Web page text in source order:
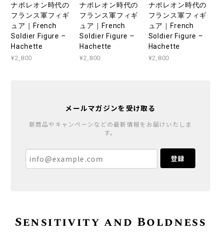
ナポレオン時代の
フランス軍フィギ
ュア｜French
Soldier Figure –
Hachette
¥2,800
ナポレオン時代の
フランス軍フィギ
ュア｜French
Soldier Figure –
Hachette
¥2,800
ナポレオン時代の
フランス軍フィギ
ュア｜French
Soldier Figure –
Hachette
¥2,800
メールマガジンを受け取る
新商品やキャンペーンなどの最新情報をお届けいたしま
す。
登録
Sensitivity and Boldness